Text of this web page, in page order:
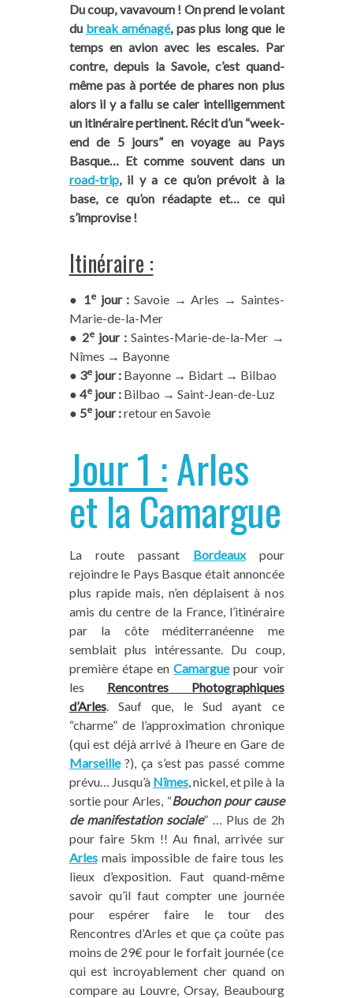
Du coup, vavavoum ! On prend le volant
du break aménagé, pas plus long que le
temps en avion avec les escales. Par
contre, depuis la Savoie, c’est quand-
même pas à portée de phares non plus
alors il y a fallu se caler intelligemment
un itinéraire pertinent. Récit d’un “week-
end de 5 jours” en voyage au Pays
Basque… Et comme souvent dans un
road-trip, il y a ce qu’on prévoit à la
base, ce qu’on réadapte et… ce qui
s’improvise !
Itinéraire :
● 1ejour : Savoie → Arles → Saintes-
Marie-de-la-Mer
● 2e jour :Saintes-Marie-de-la-Mer →
Nîmes → Bayonne
● 3ejour :Bayonne → Bidart → Bilbao
● 4ejour :Bilbao → Saint-Jean-de-Luz
● 5ejour :retour en Savoie
Jour 1 :Arles
et la Camargue
La route passant Bordeauxpour
rejoindre le Pays Basque était annoncée
plus rapide mais, n’en déplaisent à nos
amis du centre de la France, l’itinéraire
par la côte méditerranéenne me
semblait plus intéressante. Du coup,
première étape enCamarguepour voir
les Rencontres Photographiques
d’Arles. Sauf que, le Sud ayant ce
“charme” de l’approximation chronique
(qui est déjà arrivé à l’heure en Gare de
Marseille?), ça s’est pas passé comme
prévu… Jusqu’à Nîmes, nickel, et pile à la
sortie pour Arles, “Bouchon pour cause
de manifestation sociale” … Plus de 2h
pour faire 5km !! Au final, arrivée sur
Arlesmais impossible de faire tous les
lieux d’exposition. Faut quand-même
savoir qu’il faut compter une journée
pour espérer faire le tour des
Rencontres d’Arles et que ça coûte pas
moins de 29€ pour le forfait journée (ce
qui est incroyablement cher quand on
compare au Louvre, Orsay, Beaubourg